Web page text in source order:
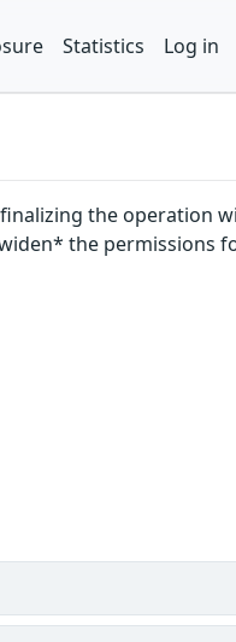
Statistics Log in
the operation
the permissions